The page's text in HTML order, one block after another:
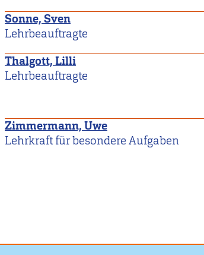
Sonne, Sven
Lehrbeauftragte
Thalgott, Lilli
Lehrbeauftragte
Zimmermann, Uwe
Lehrkraft für besondere Aufgaben